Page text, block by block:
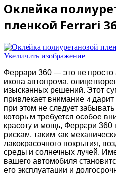
Оклейка
пленкой Ferrari
Увеличить изображение
Феррари 360 — это не просто
икона автопрома,
изысканных решений. Этот
привлекает внимание и
при этом не следует
которым требуется особое
красоту и мощь, Феррари
рискам, таким как
лакокрасочного покрытия,
среды и солнечных лучей.
вашего автомобиля
его эксплуатации и